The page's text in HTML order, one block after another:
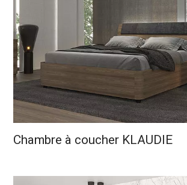
Chambre à coucher KLAUDIE